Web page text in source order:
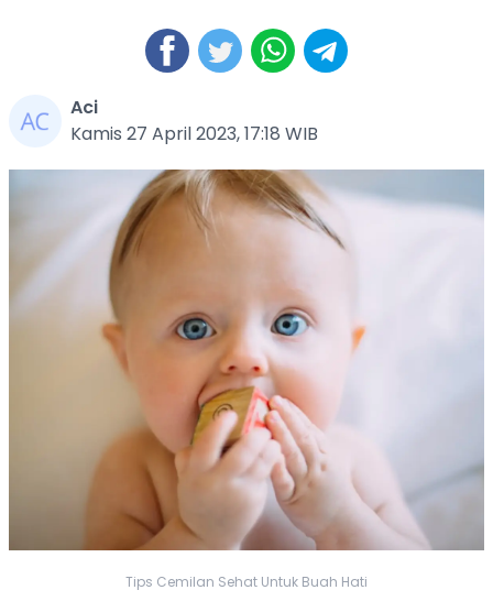
Aci
Kamis 27 April 2023, 17:18 WIB
Tips Cemilan Sehat Untuk Buah Hati